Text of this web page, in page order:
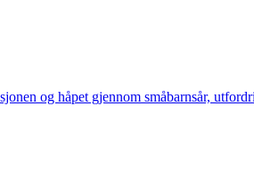
og håpet gjennom småbarnsår,